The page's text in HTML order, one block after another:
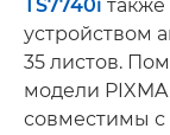
TS7740i
устройством
35 листов.
модели PIXMA
совместимы